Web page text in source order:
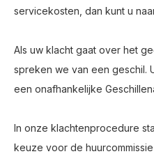
servicekosten, dan kunt u
Als uw klacht gaat over het
spreken we van een geschil.
een onafhankelijke
In onze klachtenprocedure
keuze voor de